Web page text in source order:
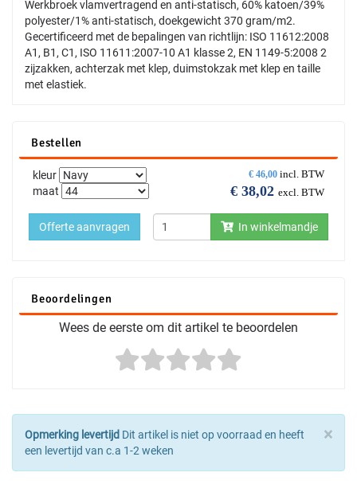
Werkbroek vlamvertragend en anti-statisch, 60% katoen/39%
polyester/1% anti-statisch, doekgewicht 370 gram/m2.
Gecertificeerd met de bepalingen van richtlijn: ISO 11612:2008
A1, B1, C1, ISO 11611:2007-10 A1 klasse 2, EN 1149-5:2008 2
zijzakken, achterzak met klep, duimstokzak met klep en taille
met elastiek.
Bestellen
€ 46,00 incl. BTW
€ 38,02 excl. BTW
kleur
maat
In winkelmandje
Offerte aanvragen
Beoordelingen
Wees de eerste om dit artikel te beoordelen
×
Opmerking levertijd Dit artikel is niet op voorraad en heeft
een levertijd van c.a 1-2 weken